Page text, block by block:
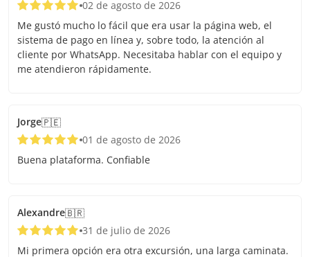
02 de agosto de 2026
Me gustó mucho lo fácil que era usar la página web, el
sistema de pago en línea y, sobre todo, la atención al
cliente por WhatsApp. Necesitaba hablar con el equipo y
me atendieron rápidamente.
Jorge🇵🇪
01 de agosto de 2026
Buena plataforma. Confiable
Alexandre🇧🇷
31 de julio de 2026
Mi primera opción era otra excursión, una larga caminata.